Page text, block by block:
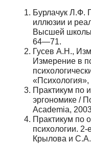
Бурлачук Л.Ф.
иллюзии и
Высшей
64—71.
Гусев А.Н.,
Измерение в
«Психология»,
Практикум по
эргономике /
Academia,
Практикум по
психологии.
Крылова и